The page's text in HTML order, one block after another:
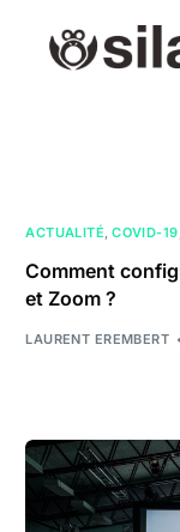
ACTUALITÉ,COVID-19
Comment
et Zoom ?
LAURENT EREMBERT